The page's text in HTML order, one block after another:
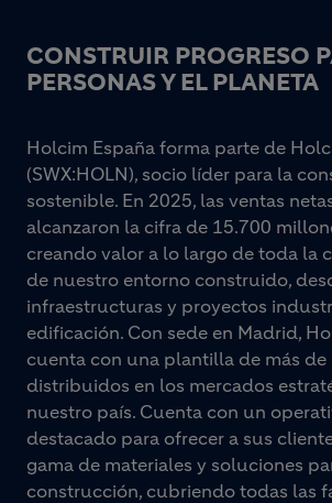
CONSTRUIR PROGRESO
PERSONAS Y EL PLANETA
Holcim España forma parte de
(SWX:HOLN), socio líder para la
sostenible. En 2025, las ventas
alcanzaron la cifra de 15.700
creando valor a lo largo de toda la
de nuestro entorno construido,
infraestructuras y proyectos
edificación. Con sede en Madrid,
cuenta con una plantilla de más de
distribuidos en los mercados
nuestro país. Cuenta con un
destacado para ofrecer a sus
gama de materiales y soluciones
construcción, cubriendo todas las